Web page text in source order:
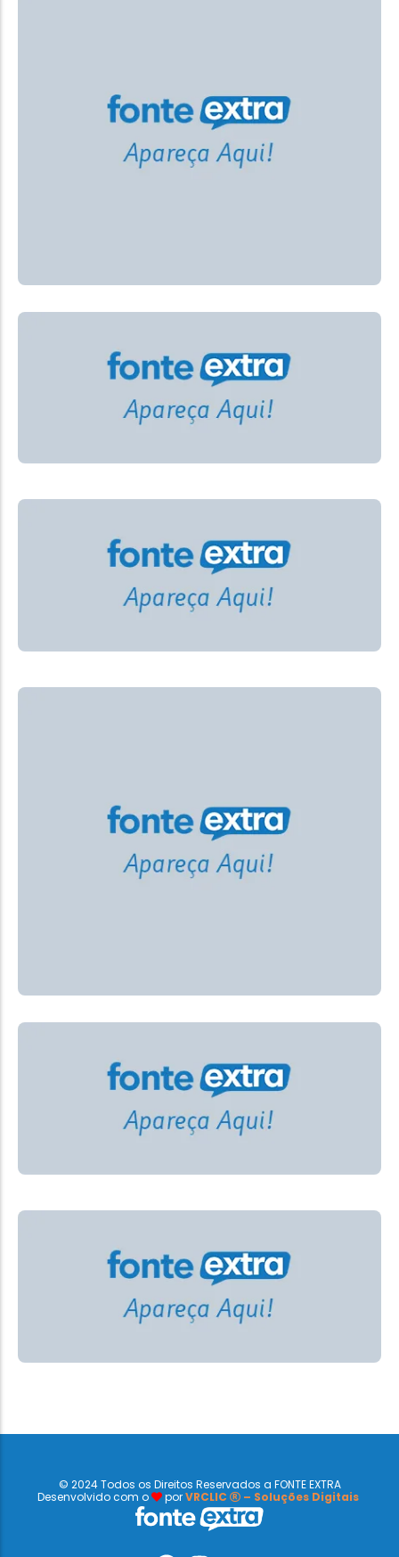
© 2024 Todos os Direitos Reservados a FONTE EXTRA
Desenvolvido com o
porVRCLIC – Soluções Digitais